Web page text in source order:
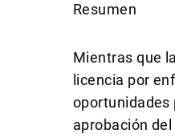
Resumen
Mientras que
licencia por
oportunidades
aprobación